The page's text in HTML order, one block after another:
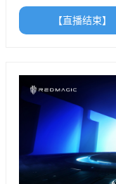
【直播结束】